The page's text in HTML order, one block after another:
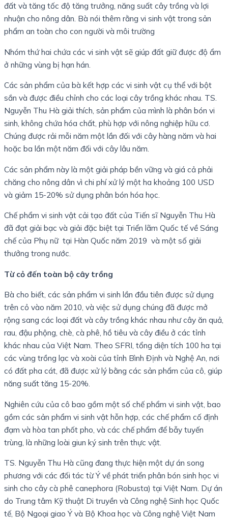
đất và tăng tốc độ tăng trưởng, năng suất cây trồng và lợi
nhuận cho nông dân. Bà nói thêm rằng vi sinh vật trong sản
phẩm an toàn cho con người và môi trường
Nhóm thứ hai chứa các vi sinh vật sẽ giúp đất giữ được độ ẩm
ở những vùng bị hạn hán.
Các sản phẩm của bà kết hợp các vi sinh vật cụ thể với bột
sắn và được điều chỉnh cho các loại cây trồng khác nhau. TS.
Nguyễn Thu Hà giải thích, sản phẩm của mình là phân bón vi
sinh, không chứa hóa chất, phù hợp với nông nghiệp hữu cơ.
Chúng được rải mỗi năm một lần đối với cây hàng năm và hai
hoặc ba lần một năm đối với cây lâu năm.
Các sản phẩm này là một giải pháp bền vững và giá cả phải
chăng cho nông dân vì chi phí xử lý một ha khoảng 100 USD
và giảm 15-20% sử dụng phân bón hóa học.
Chế phẩm vi sinh vật cải tạo đất của Tiến sĩ Nguyễn Thu Hà
đã đạt giải bạc và giải đặc biệt tại Triển lãm Quốc tế về Sáng
chế của Phụ nữ tại Hàn Quốc năm 2019 và một số giải
thưởng trong nước.
Từ cỏ đến toàn bộ cây trồng
Bà cho biết, các sản phẩm vi sinh lần đầu tiên được sử dụng
trên cỏ vào năm 2010, và việc sử dụng chúng đã được mở
rộng sang các loại đất và cây trồng khác nhau như cây ăn quả,
rau, đậu phộng, chè, cà phê, hồ tiêu và cây điều ở các tỉnh
khác nhau của Việt Nam. Theo SFRI, tổng diện tích 100 ha tại
các vùng trồng lạc và xoài của tỉnh Bình Định và Nghệ An, nơi
có đất pha cát, đã được xử lý bằng các sản phẩm của cô, giúp
năng suất tăng 15-20%.
Nghiên cứu của cô bao gồm một số chế phẩm vi sinh vật, bao
gồm các sản phẩm vi sinh vật hỗn hợp, các chế phẩm cố định
đạm và hòa tan phốt pho, và các chế phẩm để bẫy tuyến
trùng, là những loài giun ký sinh trên thực vật.
TS. Nguyễn Thu Hà cũng đang thực hiện một dự án song
phương với các đối tác từ Ý về phát triển phân bón sinh học vi
sinh cho cây cà phê canephora (Robusta) tại Việt Nam. Dự án
do Trung tâm Kỹ thuật Di truyền và Công nghệ Sinh học Quốc
tế, Bộ Ngoại giao Ý và Bộ Khoa học và Công nghệ Việt Nam